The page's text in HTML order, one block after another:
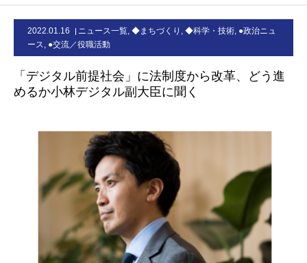
2022.01.16 ニュース一覧, ◆まちづくり , ◆科学・技術, ●政治ニュ
ース, ●交流／役職活動
「デジタル前提社会」に法制度から改革、どう進
めるか小林デジタル副大臣に聞く
お問合せ